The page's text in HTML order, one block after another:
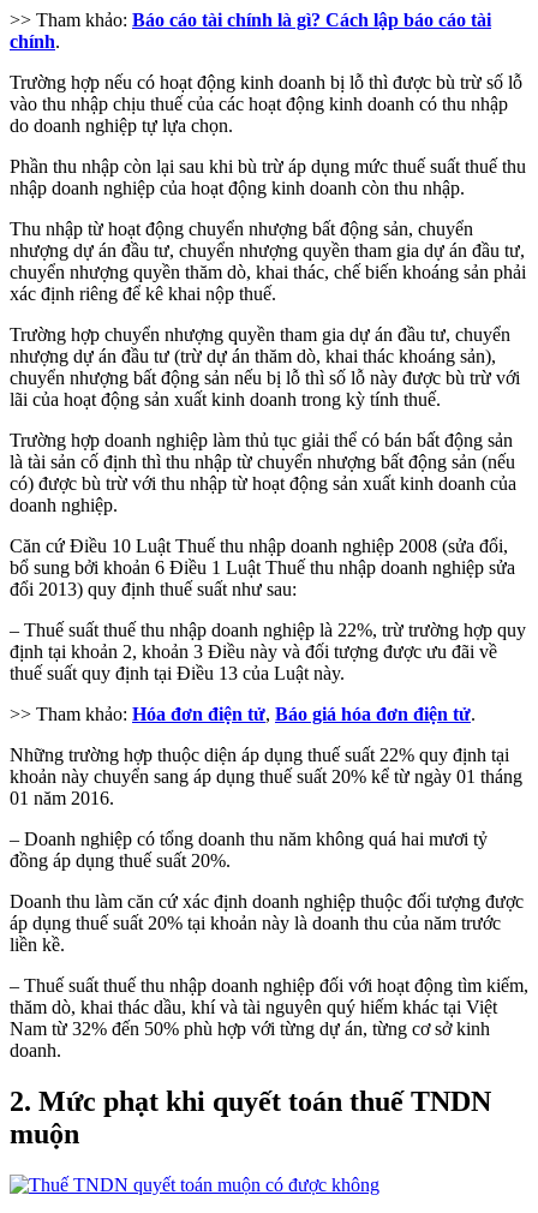
>> Tham khảo: Báo cáo tài chính là gì? Cách lập báo cáo tài
chính.
Trường hợp nếu có hoạt động kinh doanh bị lỗ thì được bù trừ số lỗ
vào thu nhập chịu thuế của các hoạt động kinh doanh có thu nhập
do doanh nghiệp tự lựa chọn.
Phần thu nhập còn lại sau khi bù trừ áp dụng mức thuế suất thuế thu
nhập doanh nghiệp của hoạt động kinh doanh còn thu nhập.
Thu nhập từ hoạt động chuyển nhượng bất động sản, chuyển
nhượng dự án đầu tư, chuyển nhượng quyền tham gia dự án đầu tư,
chuyển nhượng quyền thăm dò, khai thác, chế biến khoáng sản phải
xác định riêng để kê khai nộp thuế.
Trường hợp chuyển nhượng quyền tham gia dự án đầu tư, chuyển
nhượng dự án đầu tư (trừ dự án thăm dò, khai thác khoáng sản),
chuyển nhượng bất động sản nếu bị lỗ thì số lỗ này được bù trừ với
lãi của hoạt động sản xuất kinh doanh trong kỳ tính thuế.
Trường hợp doanh nghiệp làm thủ tục giải thể có bán bất động sản
là tài sản cố định thì thu nhập từ chuyển nhượng bất động sản (nếu
có) được bù trừ với thu nhập từ hoạt động sản xuất kinh doanh của
doanh nghiệp.
Căn cứ Điều 10 Luật Thuế thu nhập doanh nghiệp 2008 (sửa đổi,
bổ sung bởi khoản 6 Điều 1 Luật Thuế thu nhập doanh nghiệp sửa
đổi 2013) quy định thuế suất như sau:
– Thuế suất thuế thu nhập doanh nghiệp là 22%, trừ trường hợp quy
định tại khoản 2, khoản 3 Điều này và đối tượng được ưu đãi về
thuế suất quy định tại Điều 13 của Luật này.
>> Tham khảo: Hóa đơn điện tử, Báo giá hóa đơn điện tử.
Những trường hợp thuộc diện áp dụng thuế suất 22% quy định tại
khoản này chuyển sang áp dụng thuế suất 20% kể từ ngày 01 tháng
01 năm 2016.
– Doanh nghiệp có tổng doanh thu năm không quá hai mươi tỷ
đồng áp dụng thuế suất 20%.
Doanh thu làm căn cứ xác định doanh nghiệp thuộc đối tượng được
áp dụng thuế suất 20% tại khoản này là doanh thu của năm trước
liền kề.
– Thuế suất thuế thu nhập doanh nghiệp đối với hoạt động tìm kiếm,
thăm dò, khai thác dầu, khí và tài nguyên quý hiếm khác tại Việt
Nam từ 32% đến 50% phù hợp với từng dự án, từng cơ sở kinh
doanh.
2. Mức phạt khi quyết toán thuế TNDN
muộn